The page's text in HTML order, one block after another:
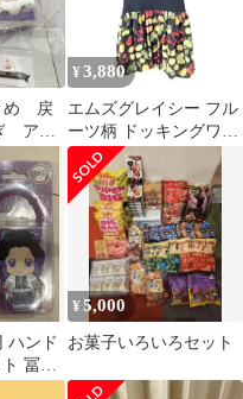
め 戻
アイ
プル
¥ 3,880
エムズグレイシー フル
ーツ柄 ドッキングワン
ピース バルーン XL 42
ハンド
冨岡
石鹸、
¥5,000
お菓子いろいろセット